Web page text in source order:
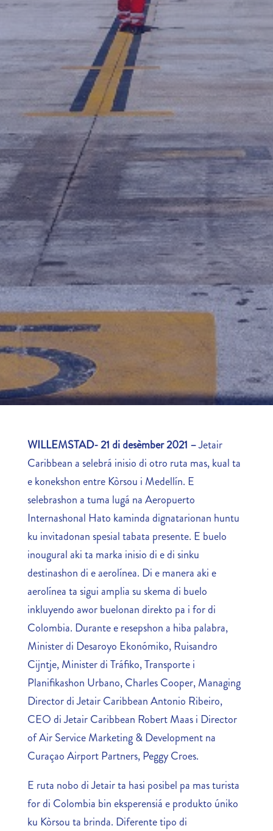
WILLEMSTAD- 21 di desèmber 2021 –Jetair
Caribbean a selebrá inisio di otro ruta mas, kual ta
e konekshon entre Kòrsou i Medellín. E
selebrashon a tuma lugá na Aeropuerto
Internashonal Hato kaminda dignatarionan huntu
ku invitadonan spesial tabata presente. E buelo
inougural aki ta marka inisio di e di sinku
destinashon di e aerolínea. Di e manera aki e
aerolínea ta sigui amplia su skema di buelo
inkluyendo awor buelonan direkto pa i for di
Colombia. Durante e resepshon a hiba palabra,
Minister di Desaroyo Ekonómiko, Ruisandro
Cijntje, Minister di Tráfiko, Transporte i
Planifikashon Urbano, Charles Cooper, Managing
Director di Jetair Caribbean Antonio Ribeiro,
CEO di Jetair Caribbean Robert Maas i Director
of Air Service Marketing & Development na
Curaçao Airport Partners, Peggy Croes.
E ruta nobo di Jetair ta hasi posibel pa mas turista
for di Colombia bin eksperensiá e produkto úniko
ku Kòrsou ta brinda. Diferente tipo di